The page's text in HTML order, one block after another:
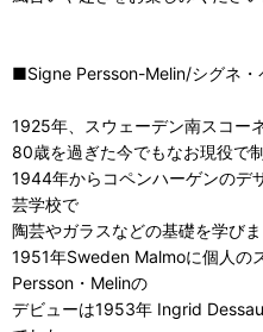
■Signe Persson-Melin/シグネ・
1925年、スウェーデン南スコー
80歳を過ぎた今でもなお現役で
1944年からコペンハーゲンのデ
芸学校で
陶芸やガラスなどの基礎を学びま
1951年Sweden Malmoに個人の
Persson・Melinの
デビューは1953年 Ingrid